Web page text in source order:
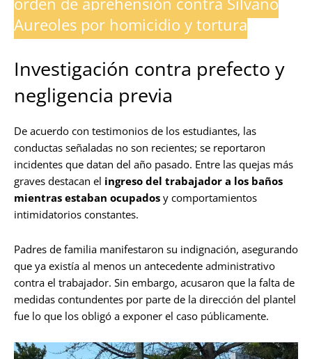
Aureoles por homicidio y tortura
Investigación contra prefecto y
negligencia previa
De acuerdo con testimonios de los estudiantes, las
conductas señaladas no son recientes; se reportaron
incidentes que datan del año pasado. Entre las quejas más
graves destacan el ingreso del trabajador a los baños
mientras estaban ocupados y comportamientos
intimidatorios constantes.
Padres de familia manifestaron su indignación, asegurando
que ya existía al menos un antecedente administrativo
contra el trabajador. Sin embargo, acusaron que la falta de
medidas contundentes por parte de la dirección del plantel
fue lo que los obligó a exponer el caso públicamente.